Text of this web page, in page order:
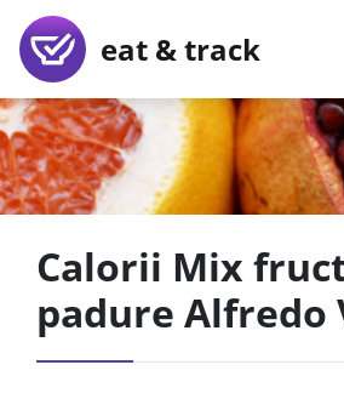
eat & track
Calorii Mix
padure Alfredo